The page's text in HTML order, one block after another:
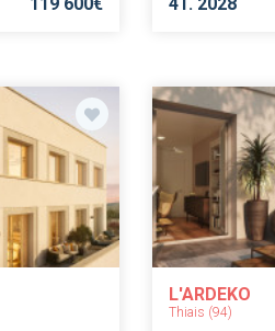
L'ARDEKO
Thiais (94)